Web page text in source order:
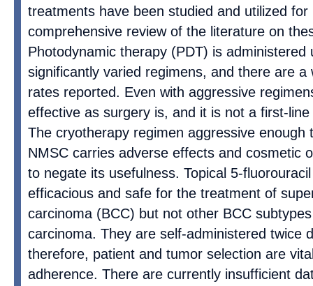
treatments have been studied and utilized
comprehensive review of the literature on
Photodynamic therapy (PDT) is administered
significantly varied regimens, and there are a
rates reported. Even with aggressive
effective as surgery is, and it is not a first-
The cryotherapy regimen aggressive enough
NMSC carries adverse effects and cosmetic
to negate its usefulness. Topical 5-
efficacious and safe for the treatment of
carcinoma (BCC) but not other BCC
carcinoma. They are self-administered twice
therefore, patient and tumor selection are
adherence. There are currently insufficient